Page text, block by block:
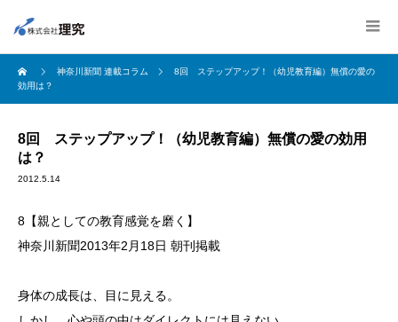
神奈川新聞 連載コラム
8回 ステップアップ！（幼児教育編）無償の愛の
効用は？
8回 ステップアップ！（幼児教育編）無償の愛の効用
は？
2012.5.14
8【親としての教育感覚を磨く】
神奈川新聞2013年2月18日 朝刊掲載
身体の成長は、目に見える。